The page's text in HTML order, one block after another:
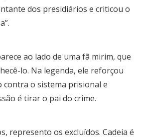
dos presidiários e criticou o
ao lado de uma fã mirim, que
lo. Na legenda, ele reforçou
contra o sistema prisional e
é tirar o pai do crime.
represento os excluídos. Cadeia é